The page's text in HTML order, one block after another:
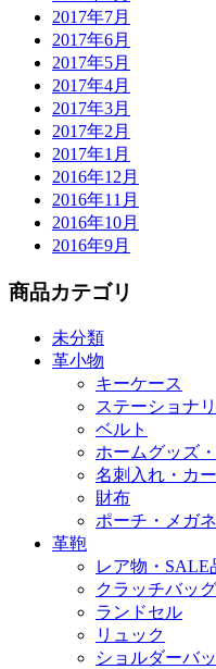
2017年7月
2017年6月
2017年5月
2017年4月
2017年3月
2017年2月
2017年1月
2016年12月
2016年11月
2016年10月
2016年9月
商品カテゴリ
未分類
革小物
キーケース
ステーショナ
ベルト
ホームグッズ
名刺入れ・カ
財布
ポーチ・メガ
革鞄
レア物・SALE
クラッチバッグ
ランドセル
リュック
ショルダーバ